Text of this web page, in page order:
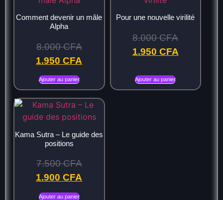
Comment devenir un mâle
Alpha
8.000CFA
1.950CFA
Ajouter au panier
Pour une nouvelle virilité
8.000CFA
1.950 CFA
Ajouter au panier
Kama Sutra – Le guide des
positions
7.500CFA
1.900CFA
Ajouter au panier